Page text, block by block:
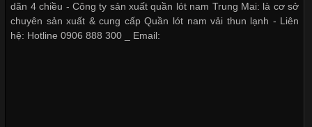
khác nhau để phù hợp với từng phong cách thời trang và nhu
cầu
dãn 4 chiều - Công ty sản xuất quần lót nam Trung Mai: là cơ sở
chuyên sản xuất & cung cấp Quần lót nam vải thun lạnh - Liên
hệ: Hotline 0906 888 300 _ Email: